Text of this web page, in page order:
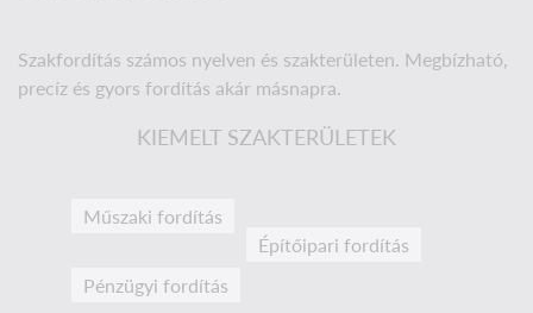
Szakfordítás számos nyelven és szakterületen. Megbízható,
precíz és gyors fordítás akár másnapra.
KIEMELT SZAKTERÜLETEK
Műszaki fordítás
Építőipari fordítás
Pénzügyi fordítás